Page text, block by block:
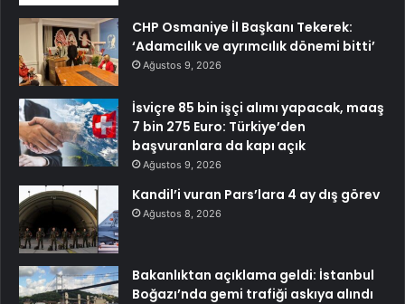
CHP Osmaniye İl Başkanı Tekerek:
‘Adamcılık ve ayrımcılık dönemi bitti’
Ağustos 9, 2026
İsviçre 85 bin işçi alımı yapacak, maaş
7 bin 275 Euro: Türkiye’den
başvuranlara da kapı açık
Ağustos 9, 2026
Kandil’i vuran Pars’lara 4 ay dış görev
Ağustos 8, 2026
Bakanlıktan açıklama geldi: İstanbul
Boğazı’nda gemi trafiği askıya alındı